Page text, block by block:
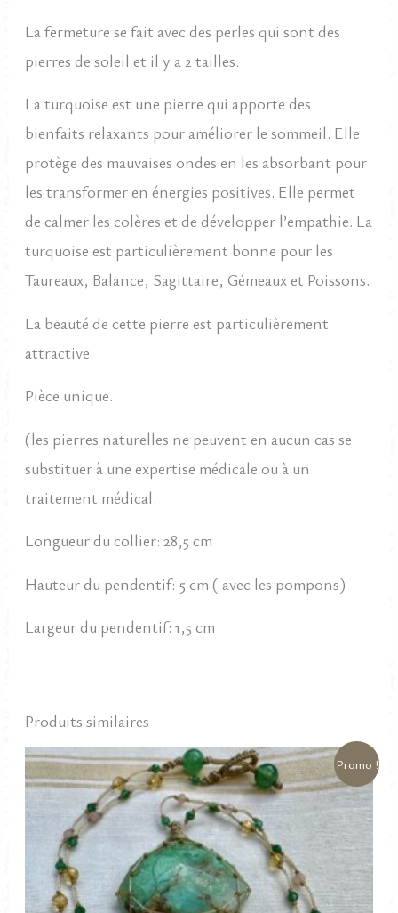
La fermeture se fait avec des perles qui sont des
pierres de soleil et il y a 2 tailles.
La turquoise est une pierre qui apporte des
bienfaits relaxants pour améliorer le sommeil. Elle
protège des mauvaises ondes en les absorbant pour
les transformer en énergies positives. Elle permet
de calmer les colères et de développer l’empathie. La
turquoise est particulièrement bonne pour les
Taureaux, Balance, Sagittaire, Gémeaux et Poissons.
La beauté de cette pierre est particulièrement
attractive.
Pièce unique.
(les pierres naturelles ne peuvent en aucun cas se
substituer à une expertise médicale ou à un
traitement médical.
Longueur du collier: 28,5 cm
Hauteur du pendentif: 5 cm ( avec les pompons)
Largeur du pendentif: 1,5 cm
Produits similaires
Promo !